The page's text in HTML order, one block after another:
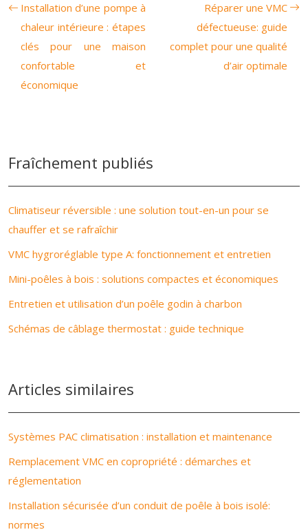
Installation d’une pompe à
chaleur intérieure : étapes
clés pour une maison
confortable et
économique
Réparer une VMC
défectueuse: guide
complet pour une qualité
d’air optimale
Fraîchement publiés
Climatiseur réversible : une solution tout-en-un pour se
chauffer et se rafraîchir
VMC hygroréglable type A: fonctionnement et entretien
Mini-poêles à bois : solutions compactes et économiques
Entretien et utilisation d’un poêle godin à charbon
Schémas de câblage thermostat : guide technique
Articles similaires
Systèmes PAC climatisation : installation et maintenance
Remplacement VMC en copropriété : démarches et
réglementation
Installation sécurisée d’un conduit de poêle à bois isolé:
normes